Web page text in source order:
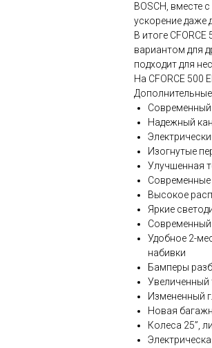
BOSCH, вместе
ускорение даже
В итоге
вариантом для
подходит для
На CFORCE 500
Современный
Надежный
Изогнутые
Улучшенная
Высокое
Яркие
Удобное 2-
набивки
Бамперы
Увеличенный
Измененный
Новая
Колеса 25”,